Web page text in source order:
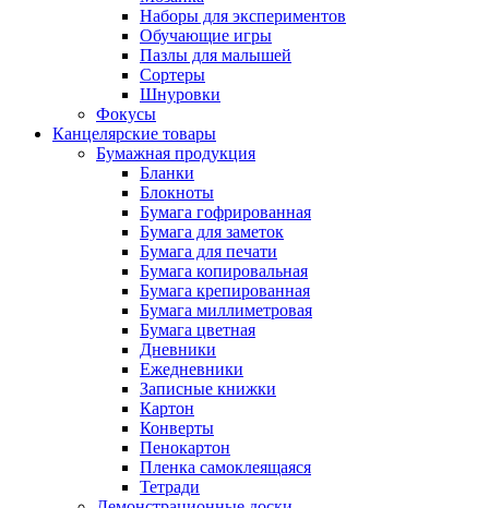
Наборы для экспериментов
Обучающие игры
Пазлы для малышей
Сортеры
Шнуровки
Фокусы
Канцелярские товары
Бумажная продукция
Бланки
Блокноты
Бумага гофрированная
Бумага для заметок
Бумага для печати
Бумага копировальная
Бумага крепированная
Бумага миллиметровая
Бумага цветная
Дневники
Ежедневники
Записные книжки
Картон
Конверты
Пенокартон
Пленка самоклеящаяся
Тетради